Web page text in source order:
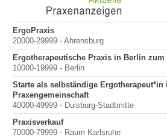
ErgoPraxis
20000-29999 - Ahrensburg
Ergotherapeutische Praxis in Berlin zum
10000-19999 - Berlin
Starte als selbständige Ergotherapeut*in
Praxengemeinschaft
40000-49999 - Duisburg-Stadtmitte
Praxisverkauf
70000-79999 - Raum Karlsruhe